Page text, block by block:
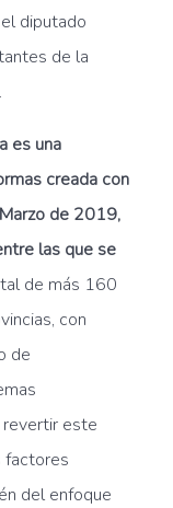
diputado
de la
es una
creada con
de 2019,
las que se
de más 160
con
de
este
factores
del enfoque